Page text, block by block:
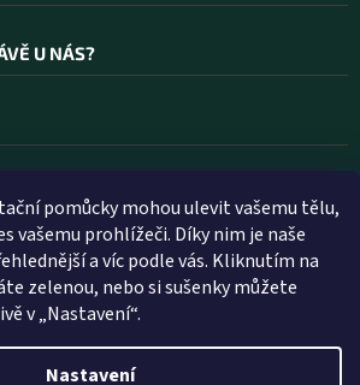
pomůcky mohou ulevit vašemu tělu,
vašemu prohlížeči. Díky nim je naše
a víc podle vás. Kliknutím na
zelenou, nebo si sušenky můžete
v „Nastavení“.
Nastavení
U NÁS?